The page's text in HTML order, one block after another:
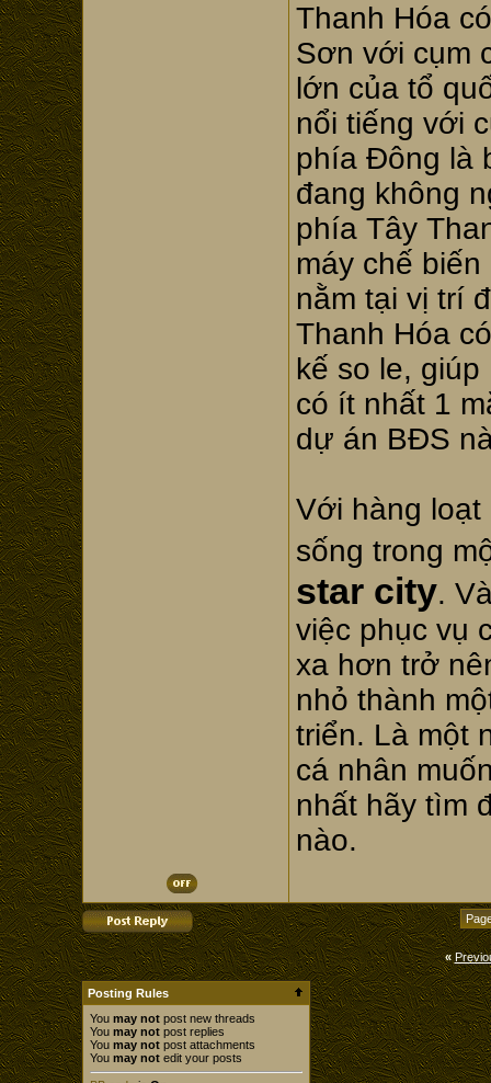
Thanh Hóa
Sơn với cụm
lớn của tổ
nổi tiếng với
phía Đông là
đang không
phía Tây
máy chế
nằm tại vị trí
Thanh Hóa
kế so le,
có ít nhất 1
dự án BĐS
Với hàng loạt
sống trong
star city.
việc phục vụ
xa hơn trở
nhỏ thành
triển. Là một
cá nhân
nhất hãy tìm
nào.
«
Posting Rules
You may not post new threads
You may not post replies
You may not post attachments
You may not edit your posts